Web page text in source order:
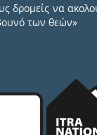
δρομείς να
των θεών»